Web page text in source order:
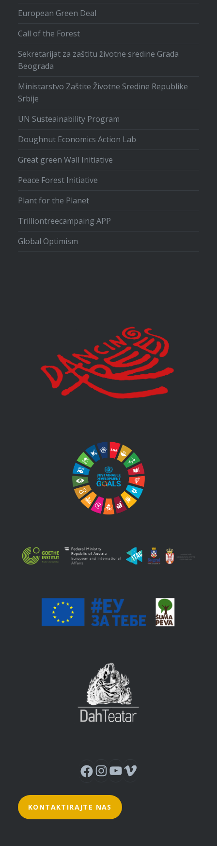
European Green Deal
Call of the Forest
Sekretarijat za zaštitu životne sredine Grada
Beograda
Ministarstvo Zaštite Životne Sredine Republike
Srbije
UN Susteainability Program
Doughnut Economics Action Lab
Great green Wall Initiative
Peace Forest Initiative
Plant for the Planet
Trilliontreecampaing APP
Global Optimism
Facebook Instagram YouTube Vimeo
KONTAKTIRAJTE NAS